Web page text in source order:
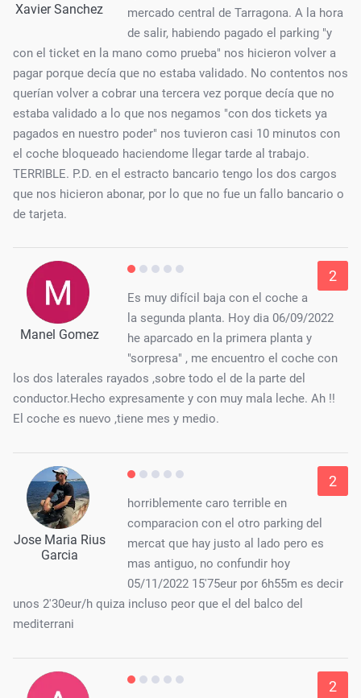
Xavier Sanchez
mercado central de Tarragona. A la hora
de salir, habiendo pagado el parking "y
con el ticket en la mano como prueba" nos hicieron volver a
pagar porque decía que no estaba validado. No contentos nos
querían volver a cobrar una tercera vez porque decía que no
estaba validado a lo que nos negamos "con dos tickets ya
pagados en nuestro poder" nos tuvieron casi 10 minutos con
el coche bloqueado haciendome llegar tarde al trabajo.
TERRIBLE. P.D. en el estracto bancario tengo los dos cargos
que nos hicieron abonar, por lo que no fue un fallo bancario o
de tarjeta.
Manel Gomez
2
Es muy difícil baja con el coche a
la segunda planta. Hoy dia 06/09/2022
he aparcado en la primera planta y
"sorpresa" , me encuentro el coche con
los dos laterales rayados ,sobre todo el de la parte del
conductor.Hecho expresamente y con muy mala leche. Ah !!
El coche es nuevo ,tiene mes y medio.
Jose Maria Rius
Garcia
2
horriblemente caro terrible en
comparacion con el otro parking del
mercat que hay justo al lado pero es
mas antiguo, no confundir hoy
05/11/2022 15'75eur por 6h55m es decir
unos 2'30eur/h quiza incluso peor que el del balco del
mediterrani
2